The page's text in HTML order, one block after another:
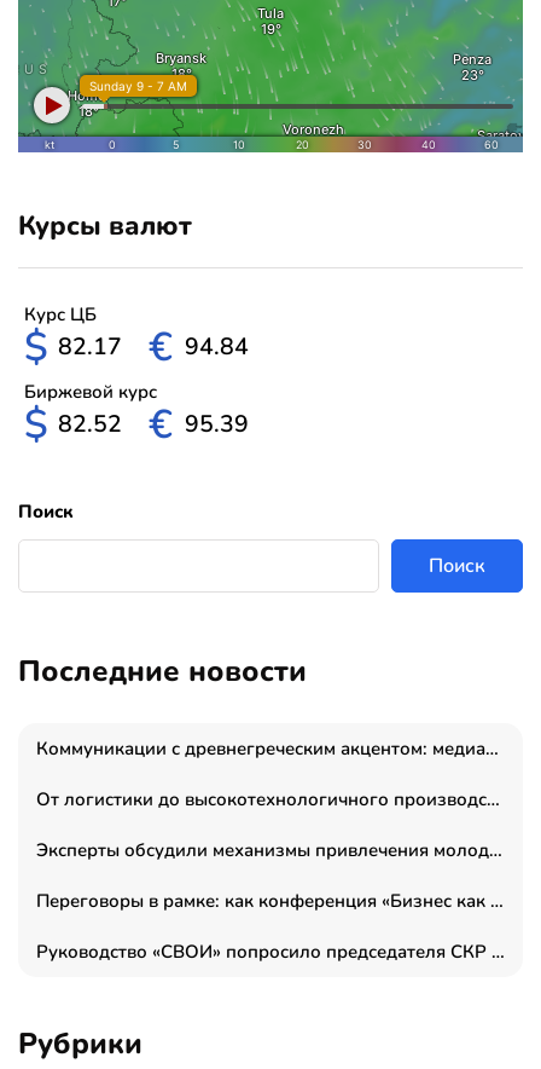
Курсы валют
Курс ЦБ
$ 82.17 € 94.84
Биржевой курс
$ 82.52 € 95.39
Поиск
Поиск
Последние новости
Коммуникации с древнегреческим акцентом: медиаменеджер и журналист Владимир Дергачев запустил коммуникационное агентство «Сократ 2.0»
От логистики до высокотехнологичного производства: как основатель “гагаринга” выстраивает экосистему безопасности и гражданских БПЛА
Эксперты обсудили механизмы привлечения молодых специалистов в промышленные города
Переговоры в рамке: как конференция «Бизнес как искусство» переформатирует деловой этикет в стенах ТПП РФ
Руководство «СВОИ» попросило председателя СКР дать правовую оценку обысков в тыловом штабе
Рубрики